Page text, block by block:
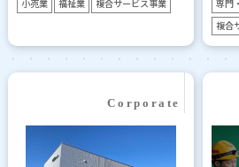
小売業 福祉業 複合サービス事業 専門
複合